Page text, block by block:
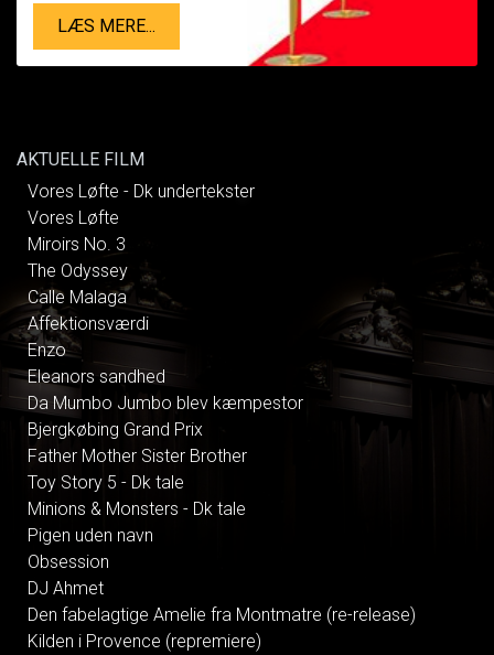
LÆS MERE...
AKTUELLE FILM
Vores Løfte - Dk undertekster
Vores Løfte
Miroirs No. 3
The Odyssey
Calle Malaga
Affektionsværdi
Enzo
Eleanors sandhed
Da Mumbo Jumbo blev kæmpestor
Bjergkøbing Grand Prix
Father Mother Sister Brother
Toy Story 5 - Dk tale
Minions & Monsters - Dk tale
Pigen uden navn
Obsession
DJ Ahmet
Den fabelagtige Amelie fra Montmatre (re-release)
Kilden i Provence (repremiere)